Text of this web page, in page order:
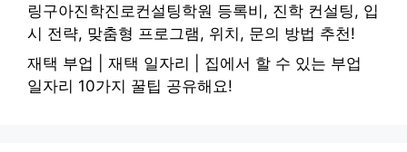
링구아진학진로컨설팅학원 등록비, 진학 컨설팅, 입
시 전략, 맞춤형 프로그램, 위치, 문의 방법 추천!
재택 부업 | 재택 일자리 | 집에서 할 수 있는 부업
일자리 10가지 꿀팁 공유해요!